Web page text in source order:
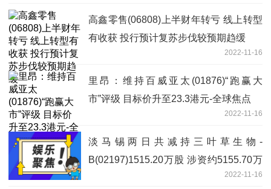
高鑫零售(06808)上半财年转亏 线上转型
有收获 投行预计复苏步伐较预期趋缓
2022-11-16
里昂：维持百威亚太(01876)“跑赢大
市”评级 目标价升至23.3港元-全球焦点
2022-11-16
淡马锡两日共减持三叶草生物-
B(02197)1515.20万股 涉资约5155.70万
2022-11-16